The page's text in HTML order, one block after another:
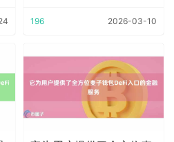
196 2026-03-10